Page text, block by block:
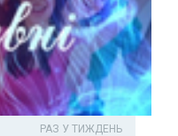
РАЗ У ТИЖДЕНЬ